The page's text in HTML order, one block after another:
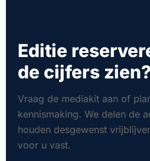
Editie
de cijfers zien?
Vraag de mediakit aan of
kennismaking. We delen de
houden desgewenst
voor u vast.